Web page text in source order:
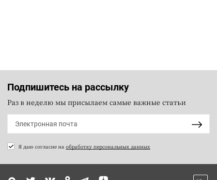
Подпишитесь на рассылку
Раз в неделю мы присылаем самые важные статьи
Я даю согласие на обработку персональных данных